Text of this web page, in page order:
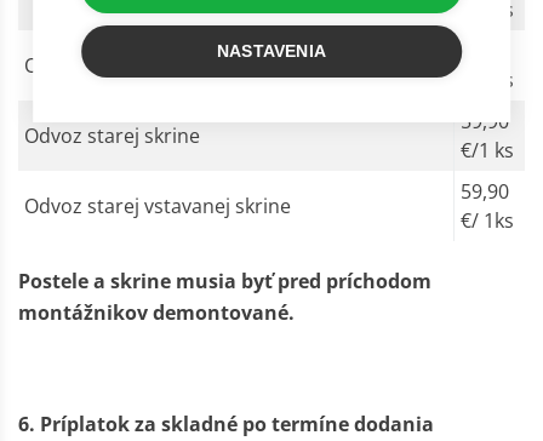
€/1 ks
Odvoz starej postele/komody
59,90
€/1 ks
Odvoz starej skrine
59,90
€/1 ks
Odvoz starej vstavanej skrine
59,90
€/ 1ks
Postele a skrine musia byť pred príchodom
montážnikov demontované.
6. Príplatok za skladné po termíne dodania
NASTAVENIA